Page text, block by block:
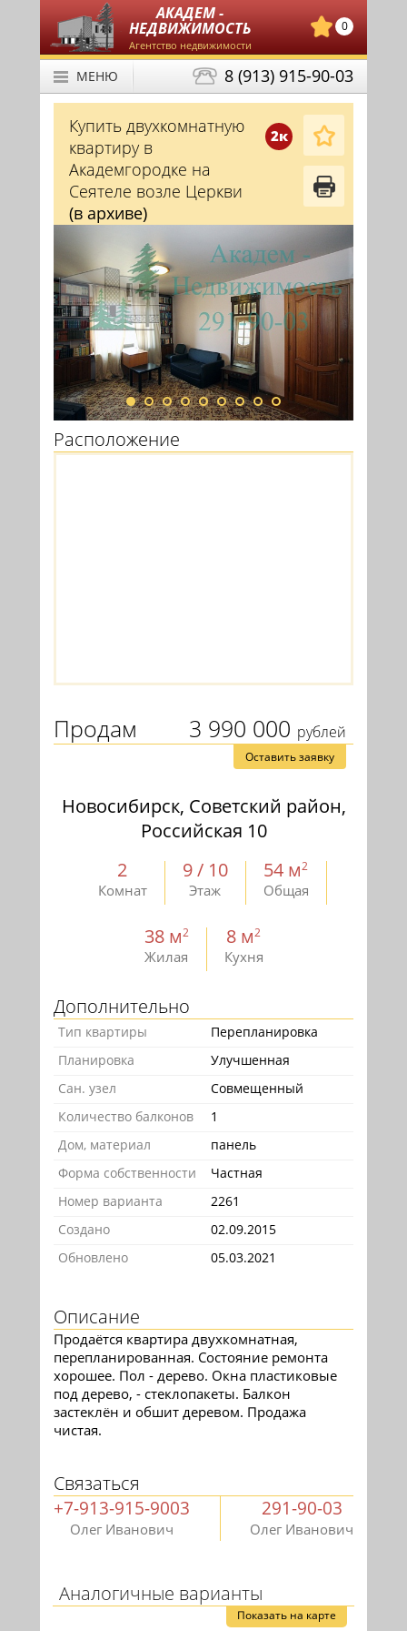
АКАДЕМ -
НЕДВИЖИМОСТЬ
Агентство недвижимости
0
8 (913) 915-90-03
МЕНЮ
2к
Купить двухкомнатную
квартиру в
Академгородке на
Сеятеле возле Церкви
(в архиве)
Расположение
3 990 000 рублей
Продам
Оставить заявку
Новосибирск, Советский район,
Российская 10
2
Комнат
9 / 10
Этаж
54 м2
Общая
38 м2
Жилая
8 м2
Кухня
Дополнительно
Тип квартиры
Перепланировка
Планировка
Улучшенная
Сан. узел
Совмещенный
Количество балконов
1
Дом, материал
панель
Форма собственности
Частная
Номер варианта
2261
Создано
02.09.2015
Обновлено
05.03.2021
Описание
Продаётся квартира двухкомнатная,
перепланированная. Состояние ремонта
хорошее. Пол - дерево. Окна пластиковые
под дерево, - стеклопакеты. Балкон
застеклён и обшит деревом. Продажа
чистая.
Связаться
+7-913-915-9003
Олег Иванович
291-90-03
Олег Иванович
Аналогичные варианты
Показать на карте